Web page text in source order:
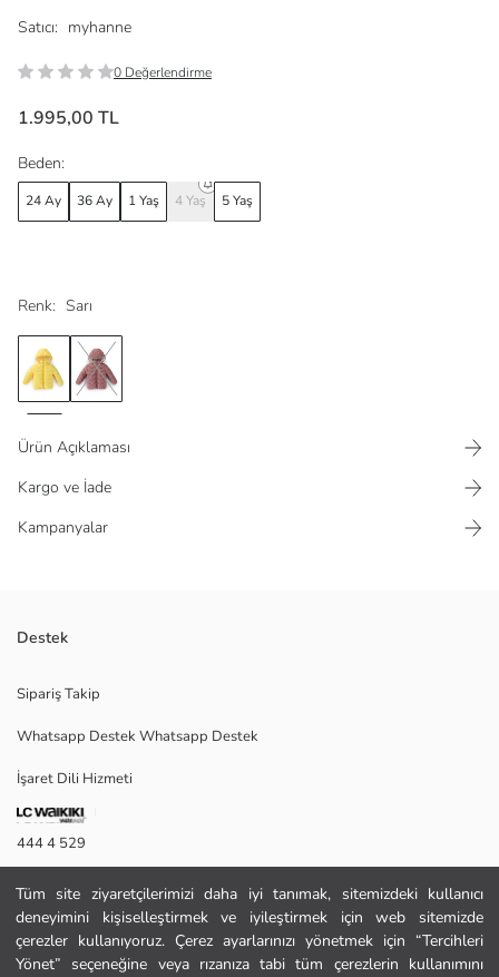
Tüm site ziyaretçilerimizi daha iyi tanımak, sitemizdeki kullanıcı
deneyimini kişiselleştirmek ve iyileştirmek için web sitemizde
çerezler kullanıyoruz. Çerez ayarlarınızı yönetmek için “Tercihleri
Yönet” seçeneğine veya rızanıza tabi tüm çerezlerin kullanımını
Satıcı: myhanne
0 Değerlendirme
1.995,00 TL
Renk: Sarı
Beden:
24 Ay 36 Ay 1 Yaş 4 Yaş 5 Yaş
Ürün Açıklaması
Kargo ve İade
Kampanyalar
ve rüzgara dayanıklı çift astarlı yeni sezon üretimdir Ürünün iç
Satıcı:
Marka:
Cinsiyet:
Destek
Sipariş Takip
Whatsapp Destek Whatsapp Destek
İşaret Dili Hizmeti
444 4 529
İletişim Formu
444 4 529